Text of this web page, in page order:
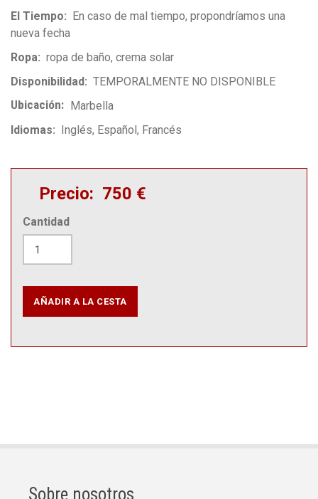
El Tiempo
En caso de mal tiempo, propondríamos una
nueva fecha
Ropa
ropa de baño, crema solar
Disponibilidad
TEMPORALMENTE NO DISPONIBLE
Ubicación
Marbella
Idiomas
Inglés Español Francés
Precio 750 €
Cantidad
Sobre nosotros